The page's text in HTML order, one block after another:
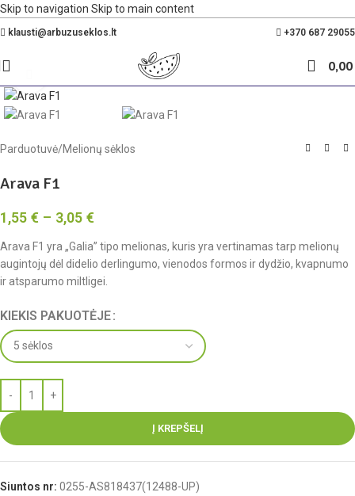
Skip to navigation Skip to main content
klausti@arbuzuseklos.lt +370 687 29055
0,00
Spustelėkite, kad padidintumėte
Parduotuvė/Melionų sėklos
Arava F1
1,55 € – 3,05 €
Arava F1 yra „Galia” tipo melionas, kuris yra vertinamas tarp melionų
augintojų dėl didelio derlingumo, vienodos formos ir dydžio, kvapnumo
ir atsparumo miltligei.
KIEKIS PAKUOTĖJE
Į KREPŠELĮ
Siuntos nr: 0255-AS818437(12488-UP)